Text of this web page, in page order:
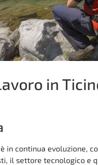
in
in continua evoluzione,
il settore tecnologico e